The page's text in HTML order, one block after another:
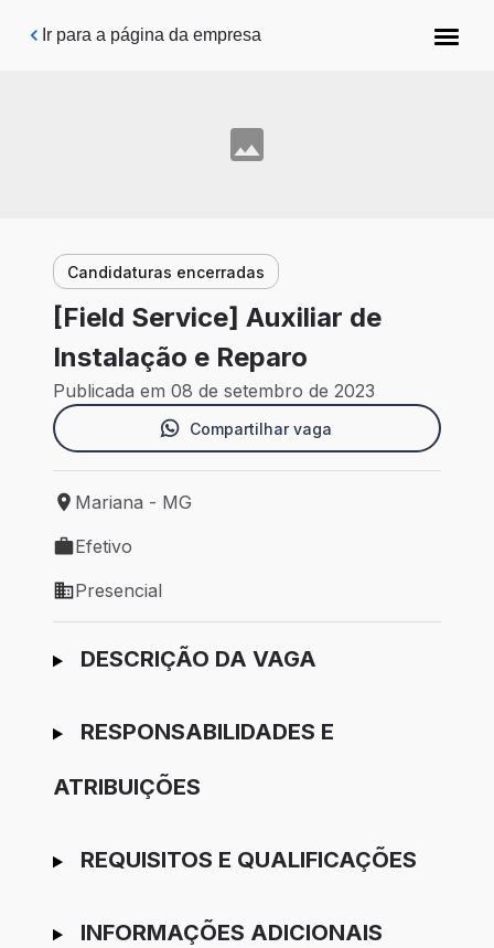
Pular para o conteúdo principal
Ir para a página da empresa
Candidaturas encerradas
[Field Service] Auxiliar de
Instalação e Reparo
Publicada em 08 de setembro de 2023
Compartilhar vaga
Local de trabalho: Mariana - MG
Mariana - MG
Tipo de vaga: Efetivo
Efetivo
Modelo de trabalho: Presencial
Presencial
Ir para candidatura
DESCRIÇÃO DA VAGA
RESPONSABILIDADES E
ATRIBUIÇÕES
REQUISITOS E QUALIFICAÇÕES
INFORMAÇÕES ADICIONAIS